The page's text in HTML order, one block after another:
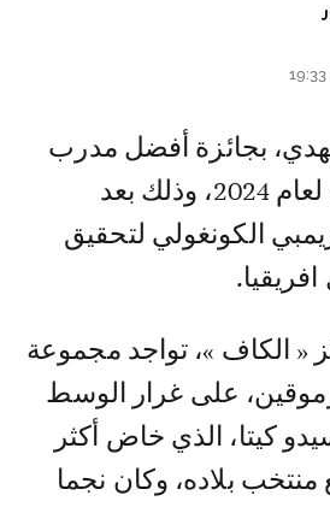
عن فئة السيدات لعام 2024، وذلك بعد
الكونغولي لتحقيق
« الكاف »، تواجد مجموعة
على غرار الوسط
كيتا، الذي خاض أكثر
مع منتخب بلاده، وكان نجما